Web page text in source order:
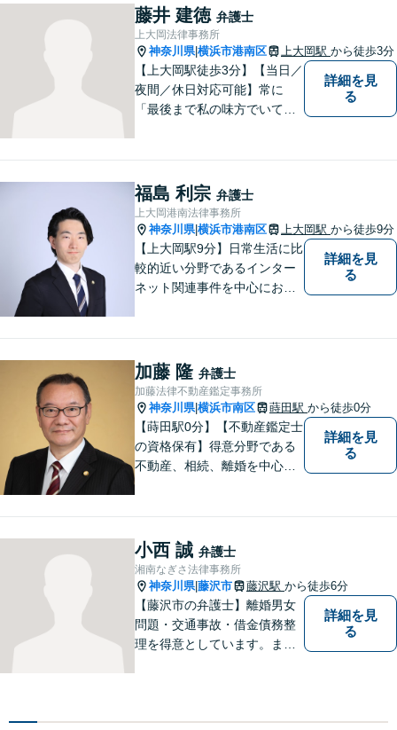
方々により良い法律サービス
を届けていきたいと思いま
す。 ぜひご相談ください。
藤井 建徳 弁護士
上大岡法律事務所
神奈川県|横浜市港南区 上大岡駅 から徒歩3分
【上大岡駅徒歩3分】【当日／
夜間／休日対応可能】常に
「最後まで私の味方でいてく
の法律事務所として皆様のお
力になれればと考えておりま
す。
詳細を見
る
福島 利宗 弁護士
上大岡港南法律事務所
神奈川県|横浜市港南区 上大岡駅 から徒歩9分
【上大岡駅9分】日常生活に比
較的近い分野であるインター
ネット関連事件を中心にお取
ルにて掲載情報のURL等をお
送りください。見込み、費用
等をご案内させていただきま
す。
詳細を見
る
加藤 隆 弁護士
加藤法律不動産鑑定事務所
神奈川県|横浜市南区 蒔田駅 から徒歩0分
【蒔田駅0分】【不動産鑑定士
の資格保有】得意分野である
不動産、相続、離婚を中心に
り添った弁護活動を目指しま
す。 お困りの方はぜひご相談
ください。
詳細を見
る
小西 誠 弁護士
湘南なぎさ法律事務所
神奈川県|藤沢市 藤沢駅 から徒歩6分
【藤沢市の弁護士】離婚男女
問題・交通事故・借金債務整
理を得意としています。ま
談ください。
詳細を見
る